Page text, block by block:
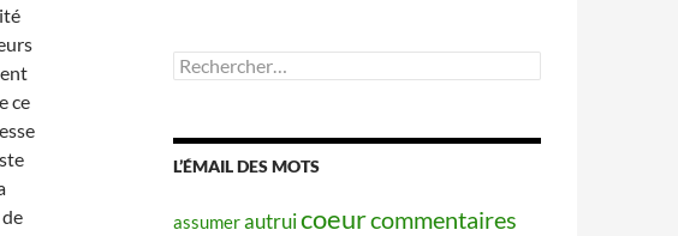
ce
Rechercher :
L’ÉMAIL DES MOTS
assumerautruicoeurcommentaires